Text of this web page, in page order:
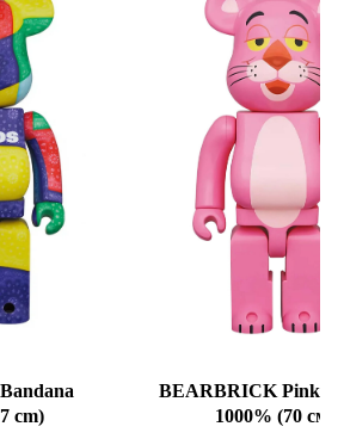
cm)
BEARBRICK Pink
1000% (70 см)